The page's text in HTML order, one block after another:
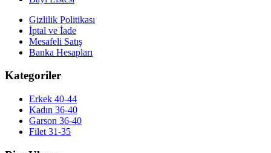
Gizlilik Politikası
İptal ve İade
Mesafeli Satış
Banka Hesapları
Kategoriler
Erkek 40-44
Kadın 36-40
Garson 36-40
Filet 31-35